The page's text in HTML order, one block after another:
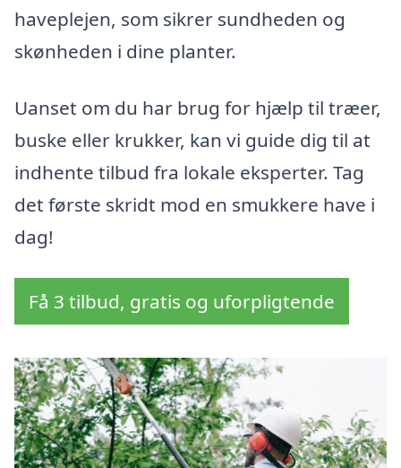
haveplejen, som sikrer sundheden og
skønheden i dine planter.
Uanset om du har brug for hjælp til træer,
buske eller krukker, kan vi guide dig til at
indhente tilbud fra lokale eksperter. Tag
det første skridt mod en smukkere have i
dag!
Få 3 tilbud, gratis og uforpligtende